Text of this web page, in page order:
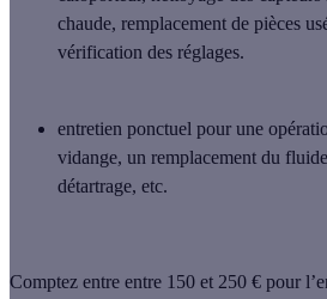
chaude, remplacement de pièces
vérification des réglages.
entretien ponctuel pour une
vidange, un remplacement du
détartrage, etc.
Comptez entre entre 150 et 250 € pour